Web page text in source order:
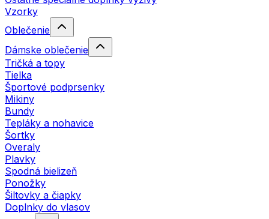
Vzorky
Oblečenie
Dámske oblečenie
Tričká a topy
Tielka
Športové podprsenky
Mikiny
Bundy
Tepláky a nohavice
Šortky
Overaly
Plavky
Spodná bielizeň
Ponožky
Šiltovky a čiapky
Doplnky do vlasov